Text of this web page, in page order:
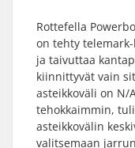
Rottefella
on tehty
ja taivuttaa
kiinnittyvät vain
asteikkoväli on N/
tehokkaimmin,
asteikkovälin
valitsemaan